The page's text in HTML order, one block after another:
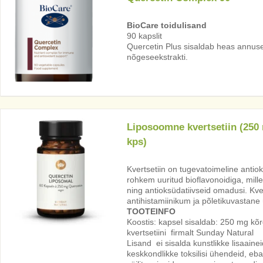
BioCare toidulisand
90 kapslit
Quercetin Plus sisaldab heas
nõgeseekstrakti.
Liposoomne kvertsetiin (250
kps)
Kvertsetiin on tugevatoimeline
rohkem uuritud bioflavonoidiga,
ning antioksüdatiivseid omadusi.
antihistamiinikum ja põletikuvastane
TOOTEINFO
Koostis: kapsel sisaldab: 250 mg
kvertsetiini firmalt Sunday Natural
Lisand ei sisalda kunstlikke
keskkondlikke toksilisi ühendeid,